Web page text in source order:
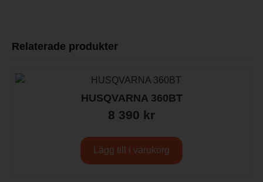
Relaterade produkter
HUSQVARNA 360BT
8 390 kr
Lägg till i varukorg